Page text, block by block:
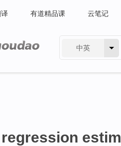
有道精品课 云笔记
中英